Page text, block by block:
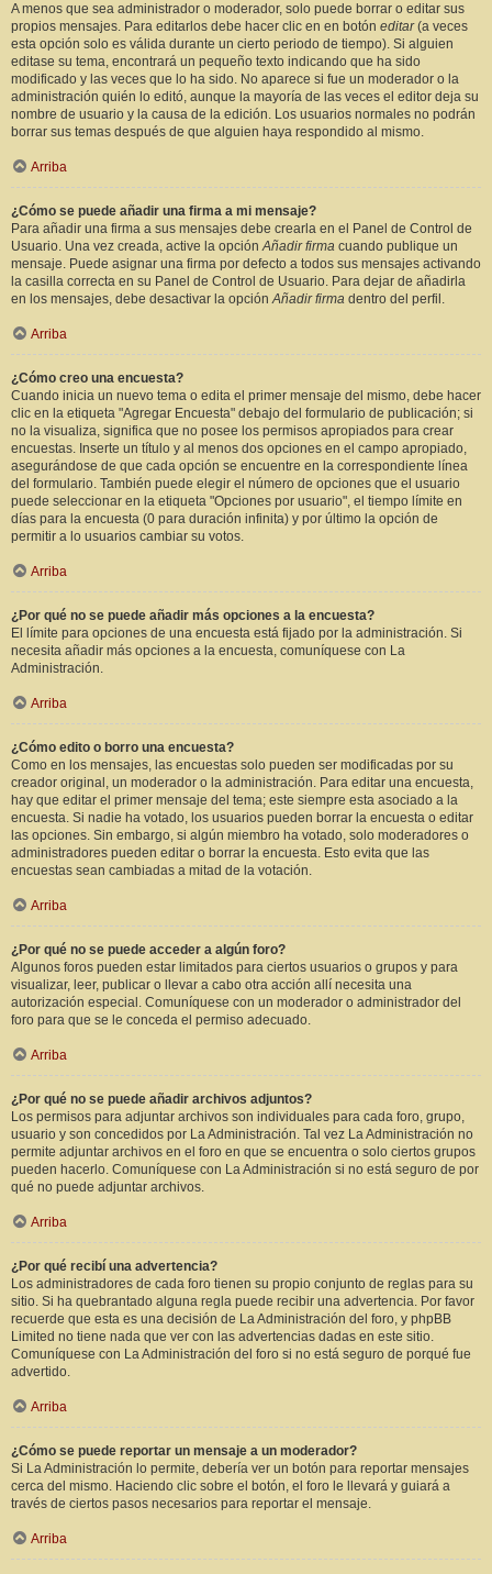
A menos que sea administrador o moderador, solo puede borrar o editar sus
propios mensajes. Para editarlos debe hacer clic en en botón editar(a veces
esta opción solo es válida durante un cierto periodo de tiempo). Si alguien
editase su tema, encontrará un pequeño texto indicando que ha sido
modificado y las veces que lo ha sido. No aparece si fue un moderador o la
administración quién lo editó, aunque la mayoría de las veces el editor deja su
nombre de usuario y la causa de la edición. Los usuarios normales no podrán
borrar sus temas después de que alguien haya respondido al mismo.
Arriba
¿Cómo se puede añadir una firma a mi mensaje?
Para añadir una firma a sus mensajes debe crearla en el Panel de Control de
Usuario. Una vez creada, active la opciónAñadir firma cuando publique un
mensaje. Puede asignar una firma por defecto a todos sus mensajes activando
la casilla correcta en su Panel de Control de Usuario. Para dejar de añadirla
en los mensajes, debe desactivar la opciónAñadir firma dentro del perfil.
Arriba
¿Cómo creo una encuesta?
Cuando inicia un nuevo tema o edita el primer mensaje del mismo, debe hacer
clic en la etiqueta "Agregar Encuesta" debajo del formulario de publicación; si
no la visualiza, significa que no posee los permisos apropiados para crear
encuestas. Inserte un título y al menos dos opciones en el campo apropiado,
asegurándose de que cada opción se encuentre en la correspondiente línea
del formulario. También puede elegir el número de opciones que el usuario
puede seleccionar en la etiqueta "Opciones por usuario", el tiempo límite en
días para la encuesta (0 para duración infinita) y por último la opción de
permitir a lo usuarios cambiar su votos.
Arriba
¿Por qué no se puede añadir más opciones a la encuesta?
El límite para opciones de una encuesta está fijado por la administración. Si
necesita añadir más opciones a la encuesta, comuníquese con La
Administración.
Arriba
¿Cómo edito o borro una encuesta?
Como en los mensajes, las encuestas solo pueden ser modificadas por su
creador original, un moderador o la administración. Para editar una encuesta,
hay que editar el primer mensaje del tema; este siempre esta asociado a la
encuesta. Si nadie ha votado, los usuarios pueden borrar la encuesta o editar
las opciones. Sin embargo, si algún miembro ha votado, solo moderadores o
administradores pueden editar o borrar la encuesta. Esto evita que las
encuestas sean cambiadas a mitad de la votación.
Arriba
¿Por qué no se puede acceder a algún foro?
Algunos foros pueden estar limitados para ciertos usuarios o grupos y para
visualizar, leer, publicar o llevar a cabo otra acción allí necesita una
autorización especial. Comuníquese con un moderador o administrador del
foro para que se le conceda el permiso adecuado.
Arriba
¿Por qué no se puede añadir archivos adjuntos?
Los permisos para adjuntar archivos son individuales para cada foro, grupo,
usuario y son concedidos por La Administración. Tal vez La Administración no
permite adjuntar archivos en el foro en que se encuentra o solo ciertos grupos
pueden hacerlo. Comuníquese con La Administración si no está seguro de por
qué no puede adjuntar archivos.
Arriba
¿Por qué recibí una advertencia?
Los administradores de cada foro tienen su propio conjunto de reglas para su
sitio. Si ha quebrantado alguna regla puede recibir una advertencia. Por favor
recuerde que esta es una decisión de La Administración del foro, y phpBB
Limited no tiene nada que ver con las advertencias dadas en este sitio.
Comuníquese con La Administración del foro si no está seguro de porqué fue
advertido.
Arriba
¿Cómo se puede reportar un mensaje a un moderador?
Si La Administración lo permite, debería ver un botón para reportar mensajes
cerca del mismo. Haciendo clic sobre el botón, el foro le llevará y guiará a
través de ciertos pasos necesarios para reportar el mensaje.
Arriba